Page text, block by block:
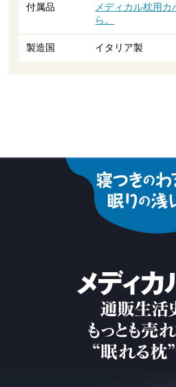
付属品
メディカル枕用
ら。
製造国 イタリア製